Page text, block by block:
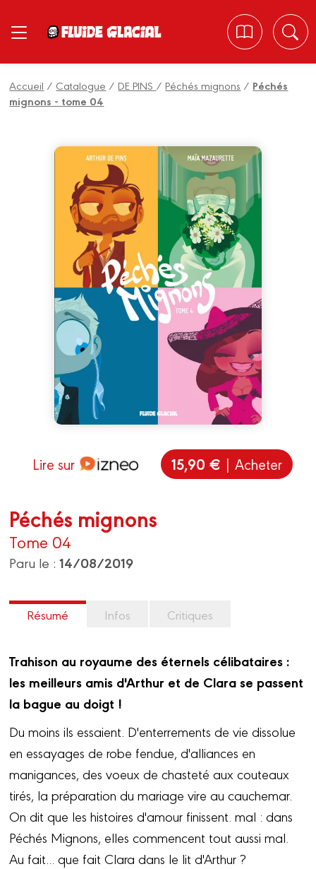
Accueil / Catalogue /DE PINS /Péchés mignons / Péchés
mignons - tome 04
Lire sur 15,90 € | Acheter
Péchés mignons
Tome 04
Paru le :14/08/2019
Résumé Infos Critiques
Trahison au royaume des éternels célibataires :
les meilleurs amis d'Arthur et de Clara se passent
la bague au doigt !
Du moins ils essaient. D'enterrements de vie dissolue
en essayages de robe fendue, d'alliances en
manigances, des voeux de chasteté aux couteaux
tirés, la préparation du mariage vire au cauchemar.
On dit que les histoires d'amour finissent. mal : dans
Péchés Mignons, elles commencent tout aussi mal.
Au fait... que fait Clara dans le lit d'Arthur ?